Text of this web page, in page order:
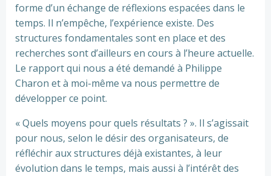
forme d’un échange de réflexions espacées dans le
temps. Il n’empêche, l’expérience existe. Des
structures fondamentales sont en place et des
recherches sont d’ailleurs en cours à l’heure actuelle.
Le rapport qui nous a été demandé à Philippe
Charon et à moi-même va nous permettre de
développer ce point.
« Quels moyens pour quels résultats ? ». Il s’agissait
pour nous, selon le désir des organisateurs, de
réfléchir aux structures déjà existantes, à leur
évolution dans le temps, mais aussi à l’intérêt des